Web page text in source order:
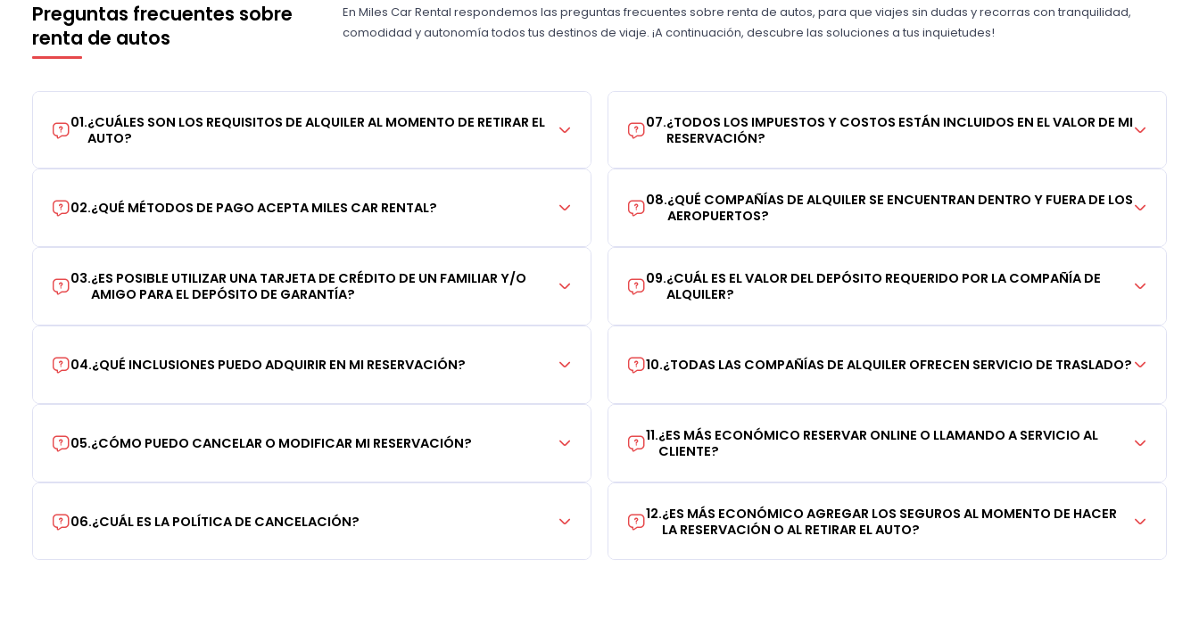
Preguntas frecuentes sobre
renta de autos
En Miles Car Rental respondemos las preguntas frecuentes sobre renta de autos, para que viajes sin dudas y recorras con tranquilidad,
comodidad y autonomía todos tus destinos de viaje. ¡A continuación, descubre las soluciones a tus inquietudes!
01.¿CUÁLES SON LOS REQUISITOS DE ALQUILER AL MOMENTO DE RETIRAR EL
AUTO?
02.¿QUÉ MÉTODOS DE PAGO ACEPTA MILES CAR RENTAL?
03.¿ES POSIBLE UTILIZAR UNA TARJETA DE CRÉDITO DE UN FAMILIAR Y/O
AMIGO PARA EL DEPÓSITO DE GARANTÍA?
04.¿QUÉ INCLUSIONES PUEDO ADQUIRIR EN MI RESERVACIÓN?
05.¿CÓMO PUEDO CANCELAR O MODIFICAR MI RESERVACIÓN?
06.¿CUÁL ES LA POLÍTICA DE CANCELACIÓN?
07.¿TODOS LOS IMPUESTOS Y COSTOS ESTÁN INCLUIDOS EN EL VALOR DE MI
RESERVACIÓN?
08.¿QUÉ COMPAÑÍAS DE ALQUILER SE ENCUENTRAN DENTRO Y FUERA DE LOS
AEROPUERTOS?
09.¿CUÁL ES EL VALOR DEL DEPÓSITO REQUERIDO POR LA COMPAÑÍA DE
ALQUILER?
10.¿TODAS LAS COMPAÑÍAS DE ALQUILER OFRECEN SERVICIO DE TRASLADO?
11.¿ES MÁS ECONÓMICO RESERVAR ONLINE O LLAMANDO A SERVICIO AL
CLIENTE?
12.¿ES MÁS ECONÓMICO AGREGAR LOS SEGUROS AL MOMENTO DE HACER
LA RESERVACIÓN O AL RETIRAR EL AUTO?